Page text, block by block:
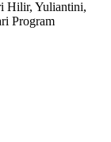
Hilir, Yuliantini,
Program